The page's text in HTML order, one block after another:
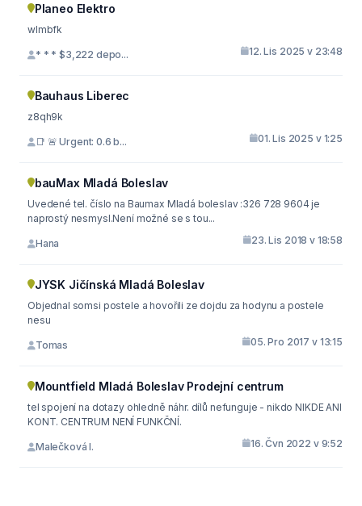
Planeo Elektro
wlmbfk
* * * $3,222 depo... 12. Lis 2025 v 23:48
Bauhaus Liberec
z8qh9k
📑 🚨 Urgent: 0.6 b... 01. Lis 2025 v 1:25
bauMax Mladá Boleslav
Uvedené tel. číslo na Baumax Mladá boleslav :326 728 9604 je
naprostý nesmysl.Není možné se s tou...
Hana 23. Lis 2018 v 18:58
JYSK Jičínská Mladá Boleslav
Objednal somsi postele a hovořili ze dojdu za hodynu a postele
nesu
Tomas 05. Pro 2017 v 13:15
Mountfield Mladá Boleslav Prodejní centrum
tel spojení na dotazy ohledně náhr. dílů nefunguje - nikdo NIKDE ANI
KONT. CENTRUM NENÍ FUNKČNÍ.
Malečková I. 16. Čvn 2022 v 9:52